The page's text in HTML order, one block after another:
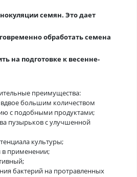
семян. Это дает
обработать семена
на подготовке к весенне-
преимущества:
вдвое большим количеством
с подобными продуктами;
пузырьков с улучшенной
культуры;
в применении;
бактерий на протравленных